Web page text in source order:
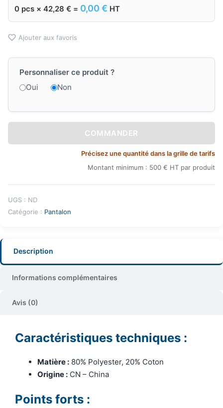
0 pcs × 42,28 € = 0,00 € HT
Ajouter aux favoris
Personnaliser ce produit ?
Oui
Non
COMMANDER
Précisez une quantité dans la grille de tarifs
Montant minimum : 500 € HT par produit
UGS : ND
Catégorie : Pantalon
Description
Informations complémentaires
Avis (0)
Caractéristiques techniques :
Matière : 80% Polyester, 20% Coton
Origine : CN – China
Points forts :